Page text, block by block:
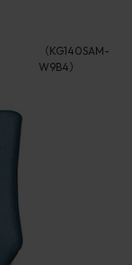
（KG140SAM-
W9B4）